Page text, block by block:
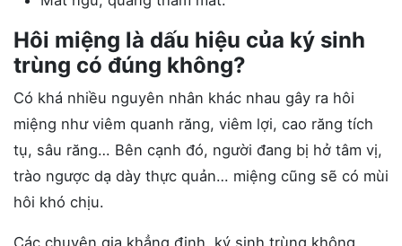
Hôi miệng là dấu hiệu của ký sinh
trùng có đúng không?
Có khá nhiều nguyên nhân khác nhau gây ra hôi
miệng như viêm quanh răng, viêm lợi, cao răng tích
tụ, sâu răng… Bên cạnh đó, người đang bị hở tâm vị,
trào ngược dạ dày thực quản… miệng cũng sẽ có mùi
hôi khó chịu.